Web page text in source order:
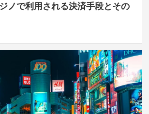
ノで利用される決済手段とその